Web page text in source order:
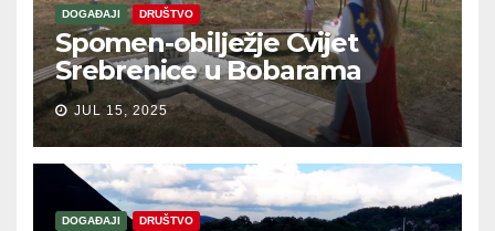
DOGAĐAJI DRUŠTVO
Spomen-obilježje Cvijet
Srebrenice u Bobarama
JUL 15, 2025
DOGAĐAJI DRUŠTVO